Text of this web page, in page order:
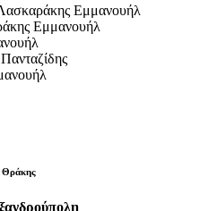
Εμμανουήλ
Εμμανουήλ